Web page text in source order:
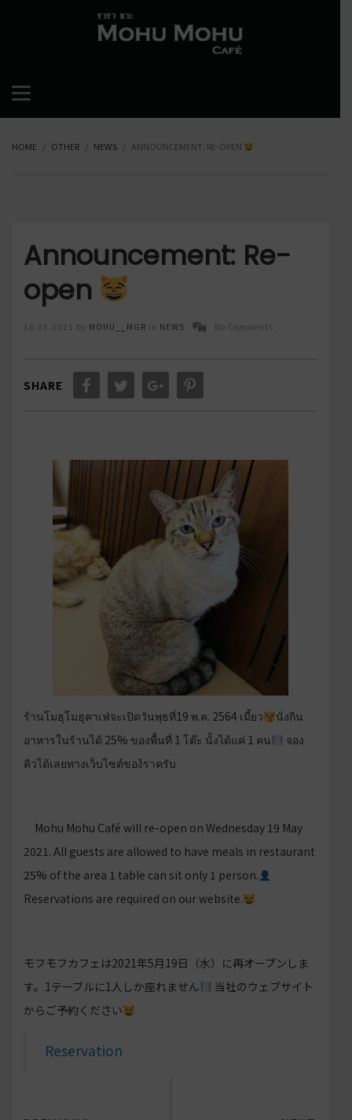
HOME OTHER NEWS ANNOUNCEMENT: RE-OPEN
Announcement: Re-
open
Posted
16.05.2021 by MOHU__MGR in NEWS No Comments
SHARE
ร้านโมฮุโมฮุคาเฟ่จะเปิดวันพุธที่19 พ.ค. 2564 เมี้ยว
นั่งกิน
อาหารในร้านได้ 25% ของพื้นที่ 1 โต๊ะ นั้งได้แค่ 1 คน
จอง
คิวได้เลยทางเว็บไซต์ของ้ราครับ
Mohu Mohu Café will re-open on Wednesday 19 May
2021. All guests are allowed to have meals in restaurant
25% of the area 1 table can sit only 1 person.
Reservations are required on our website.
モフモフカフェは2021年5月19日（水）に再オープンしま
す。1テーブルに1人しか座れません
当社のウェブサイト
からご予約ください
Reservation